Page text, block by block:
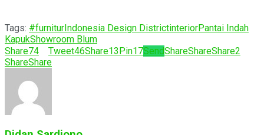
Tags: #furniturIndonesia Design DistrictinteriorPantai Indah
KapukShowroom Blum
Share74 Tweet46Share13Pin17SendShareShareShare2
ShareShare